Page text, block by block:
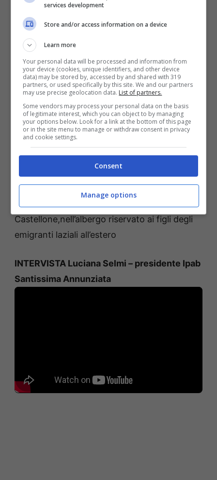
l’avvocato Luciana Selmi è la sua presidente.
Nell’intervista video allegata si sofferma
sullì’importanza dell’apertura di questa
struttura destinata ai giovani interessati a
fare turismo nella fase post Covid ma anche il
futuro di questo storico ente assistenziale
che nella vicina Formia ero finito nel
tritacarne mediatico delle polemiche per la
realizzazione del teatro Remigio Paone – ora
desolatamente chiuso per l’esosità delle spese
di gestione – e nell’inchiesta della Procura di
Cassino sulla riconversione dell’ex colonia Di
Donato, nel quartiere di
Castellone,nell’albergo riservato ai figli degli
emigranti laziali all’estero
INTERVISTA Luciana Selmi – presidente Ipab
Santissima Annunziata
services development
Store and/or access information on a device
Learn more
Your personal data will be processed and information from
your device (cookies, unique identifiers, and other device
data) may be stored by, accessed by and shared with 319
partners, or used specifically by this site. We and our partners
may use precise geolocation data. List of partners.
Some vendors may process your personal data on the basis
of legitimate interest, which you can object to by managing
your options below. Look for a link at the bottom of this page
or in the site menu to manage or withdraw consent in privacy
and cookie settings.
Consent
Manage options